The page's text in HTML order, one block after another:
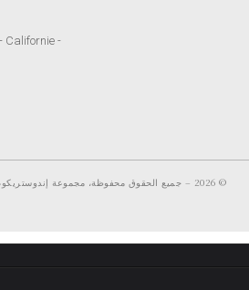
Californie -
© 2026 – جميع الحقوق محفوظة، مجموعة إندوستريكوم